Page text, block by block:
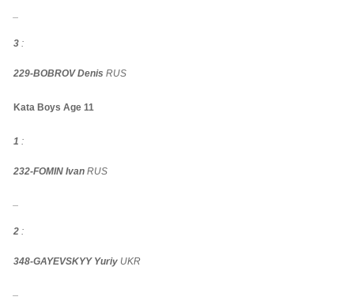
3 :
229-BOBROV Denis RUS
Kata Boys Age 11
1 :
232-FOMIN Ivan RUS
2 :
348-GAYEVSKYY Yuriy UKR